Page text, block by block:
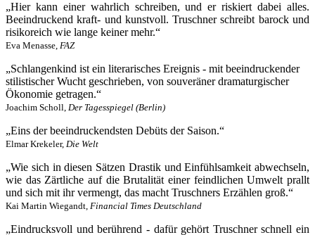
„Hier kann einer wahrlich schreiben, und er riskiert dabei alles.
Beeindruckend kraft- und kunstvoll. Truschner schreibt barock und
risikoreich wie lange keiner mehr.“
Eva Menasse, FAZ
„Schlangenkind ist ein literarisches Ereignis - mit beeindruckender
stilistischer Wucht geschrieben, von souveräner dramaturgischer
Ökonomie getragen.“
Joachim Scholl, Der Tagesspiegel (Berlin)
„Eins der beeindruckendsten Debüts der Saison.“
Elmar Krekeler, Die Welt
„Wie sich in diesen Sätzen Drastik und Einfühlsamkeit abwechseln,
wie das Zärtliche auf die Brutalität einer feindlichen Umwelt prallt
und sich mit ihr vermengt, das macht Truschners Erzählen groß.“
Kai Martin Wiegandt, Financial Times Deutschland
„Eindrucksvoll und berührend - dafür gehört Truschner schnell ein